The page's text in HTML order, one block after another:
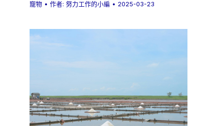
寵物 • 作者:努力工作的小編 • 2025-03-23